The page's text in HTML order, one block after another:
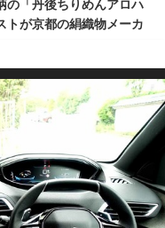
の「丹後ちりめんアロハ
トが京都の絹織物メーカ